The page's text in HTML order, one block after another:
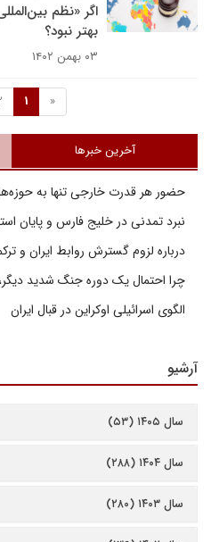
اگر «نظم
بهتر نبود؟
۰۳ بهمن ۱۴۰۲
«
1
آخرین خبرها
حضور هر قدرت خارجی تنها به
نبرد تمدنی در خلیج فارس و پایان
درباره لزوم گسترش روابط ایران و
چرا احتمال یک دوره جنگ شدید دیگر،
الگوی اسرائیلی اوکراین در قبال ایران
آرشیو
سال ۱۴۰۵ (۵۳)
سال ۱۴۰۴ (۲۸۸)
سال ۱۴۰۳ (۲۸۰)